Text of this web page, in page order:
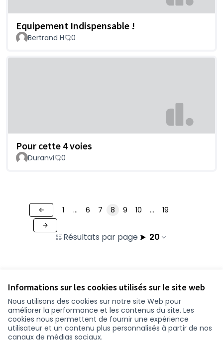
Informations sur les cookies utilisés sur le site web
Nous utilisons des cookies sur notre site Web pour
améliorer la performance et les contenus du site. Les
cookies nous permettent de fournir une expérience
utilisateur et un contenu plus personnalisés à partir de nos
canaux de médias sociaux.
Equipement Indispensable !
Bertrand H 0
Pour cette 4 voies
Duranvi 0
Résultats par page : 20
1 … 6 7 8 9 10 … 19
Conditions d'utilisation
Paramètres des cookies
participer.loire-atlantique.fr sur Facebook
participer.loire-atlantique.fr sur Instagram
participer.loire-atlantique.fr sur YouTube